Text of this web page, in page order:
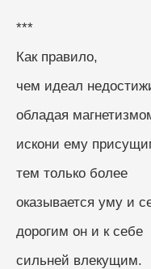
***
Как правило,
чем идеал
обладая
искони ему
тем только более
оказывается уму и
дорогим он и к себе
сильней влекущим.